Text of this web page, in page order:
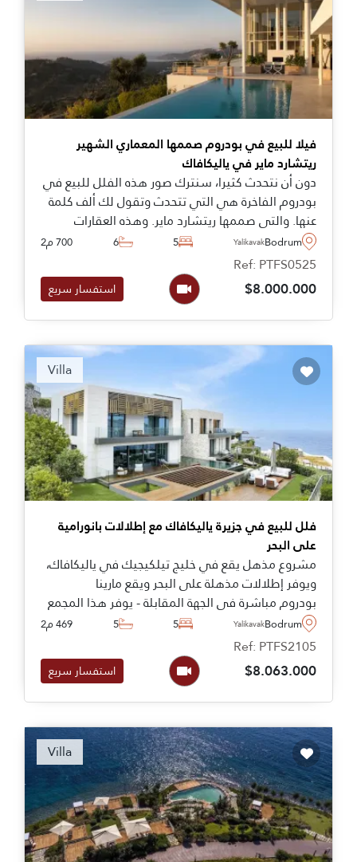
فيلا للبيع في بودروم صممها المعماري الشهير
ريتشارد ماير في ياليكافاك
دون أن نتحدث كثيرا، سنترك صور هذه الفلل للبيع في
بودروم الفاخرة هي التي تتحدث وتقول لك ألف كلمة
عنها. والتي صممها ريتشارد ماير. وهذه العقارات
العصرية موجودة في ياليكافاك وتقدم لك المعنى
الحقيقي للفخامة والرقي في أسمى معانيه. انها
فرصة نادرة لامتلاك منزل صممه مهندس مبدع
ومشهور على مستوى العالم.
Bodrum
Yalikavak
5
6 700 م2
Ref: PTFS0525
$8.000.000 استفسار سريع
Villa
Recommended
فلل للبيع في جزيرة ياليكافاك مع إطلالات بانورامية
على البحر
مشروع مذهل يقع في خليج تيلكيجيك في ياليكافاك،
ويوفر إطلالات مذهلة على البحر ويقع مارينا
بودروم مباشرة في الجهة المقابلة - يوفر هذا المجمع
فيلات فاخرة تتراوح مساحتها من ثلاث إلى خمس غرف
نوم.
Bodrum
Yalikavak
5
5 469 م2
Ref: PTFS2105
$8.063.000 استفسار سريع
Villa
Recommended